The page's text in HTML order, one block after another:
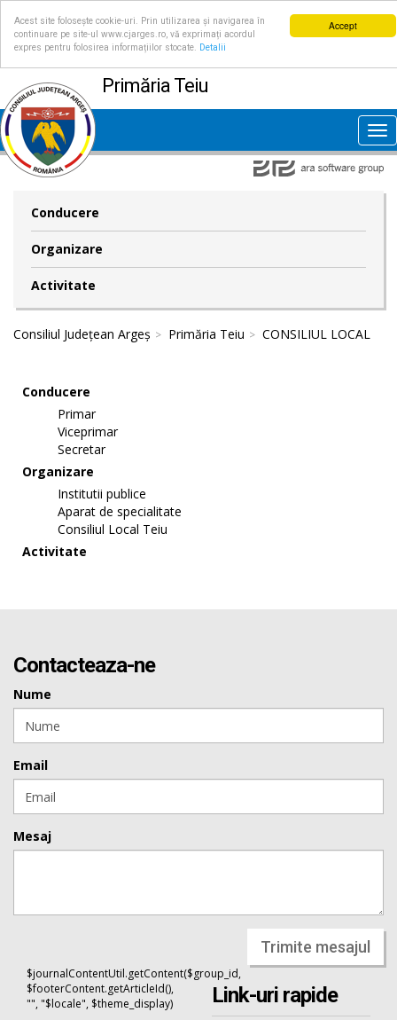
Accept
Acest site folosește cookie-uri. Prin utilizarea și navigarea în
continuare pe site-ul www.cjarges.ro, vă exprimați acordul
expres pentru folosirea informațiilor stocate.
Detalii
Primăria Teiu
Conducere
Organizare
Activitate
Consiliul Județean Argeș Primăria Teiu CONSILIUL LOCAL
Conducere
Primar
Viceprimar
Secretar
Organizare
Institutii publice
Aparat de specialitate
Consiliul Local Teiu
Activitate
Contacteaza-ne
Nume
Email
Mesaj
Trimite mesajul
$journalContentUtil.getContent($group_id,
$footerContent.getArticleId(),
"", "$locale", $theme_display)
Link-uri rapide